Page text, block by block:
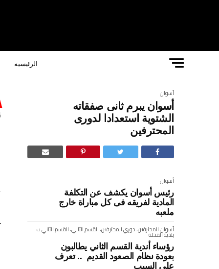
الرئيسيه
أسوان
أسوان يبرم ثانى صفقاته
الشتوية استعدادا لدورى
المحترفين
أسوان
رئيس أسوان يكشف عن التكلفة
المادية لفريقه فى كل مباراة خارج
ملعبه
أسوانالمحترفين، دوري المحترفين، القسم الثاني، القسم الثاني ب
بلدية المحلة
رؤساء أندية القسم الثاني يطالبون
بعودة نظام الصعود القديم .. تعرف
على السبب